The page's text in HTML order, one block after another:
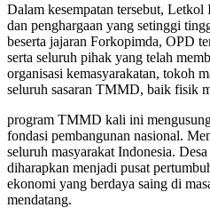
Dalam kesempatan tersebut,
dan penghargaan yang setinggi
beserta jajaran Forkopimda, OPD
serta seluruh pihak yang telah
organisasi kemasyarakatan, tokoh
seluruh sasaran TMMD, baik fisik
program TMMD kali ini
fondasi pembangunan nasional.
seluruh masyarakat Indonesia. Desa
diharapkan menjadi pusat
ekonomi yang berdaya saing di
mendatang.